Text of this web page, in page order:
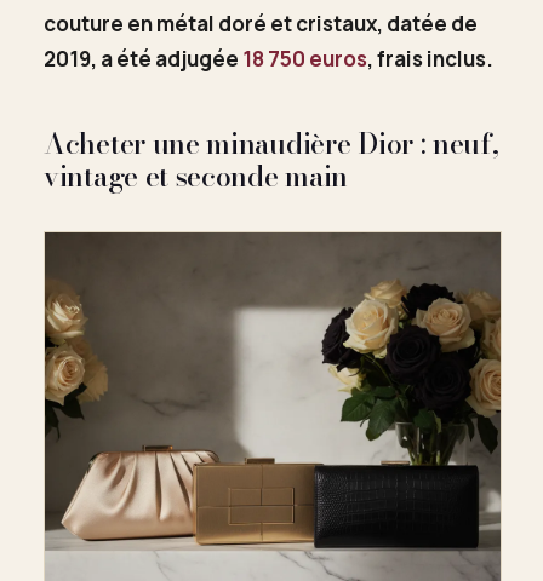
couture en métal doré et cristaux, datée de
2019, a été adjugée 18 750 euros, frais inclus.
Acheter une minaudière Dior : neuf,
vintage et seconde main